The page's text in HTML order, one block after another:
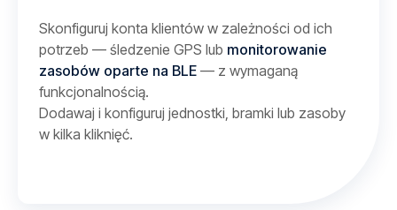
Skonfiguruj konta klientów w zależności od ich
potrzeb — śledzenie GPS lub monitorowanie
zasobów oparte na BLE — z wymaganą
funkcjonalnością.
Dodawaj i konfiguruj jednostki, bramki lub zasoby
w kilka kliknięć.